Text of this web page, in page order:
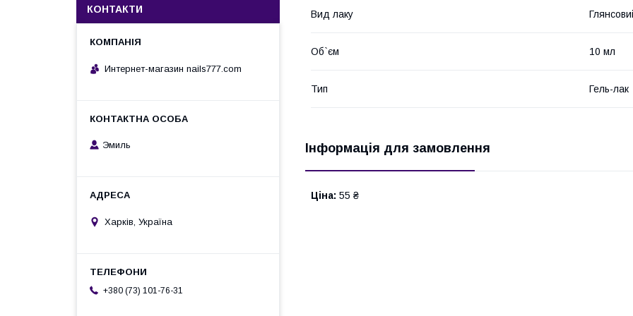
Вид лаку
Об`єм 10 мл
Тип Гель-лак
Інформація для замовлення
Ціна: 55 ₴
КОНТАКТИ
Интернет-магазин nails777.com
Эмиль
Харків, Україна
+380 (73) 101-76-31